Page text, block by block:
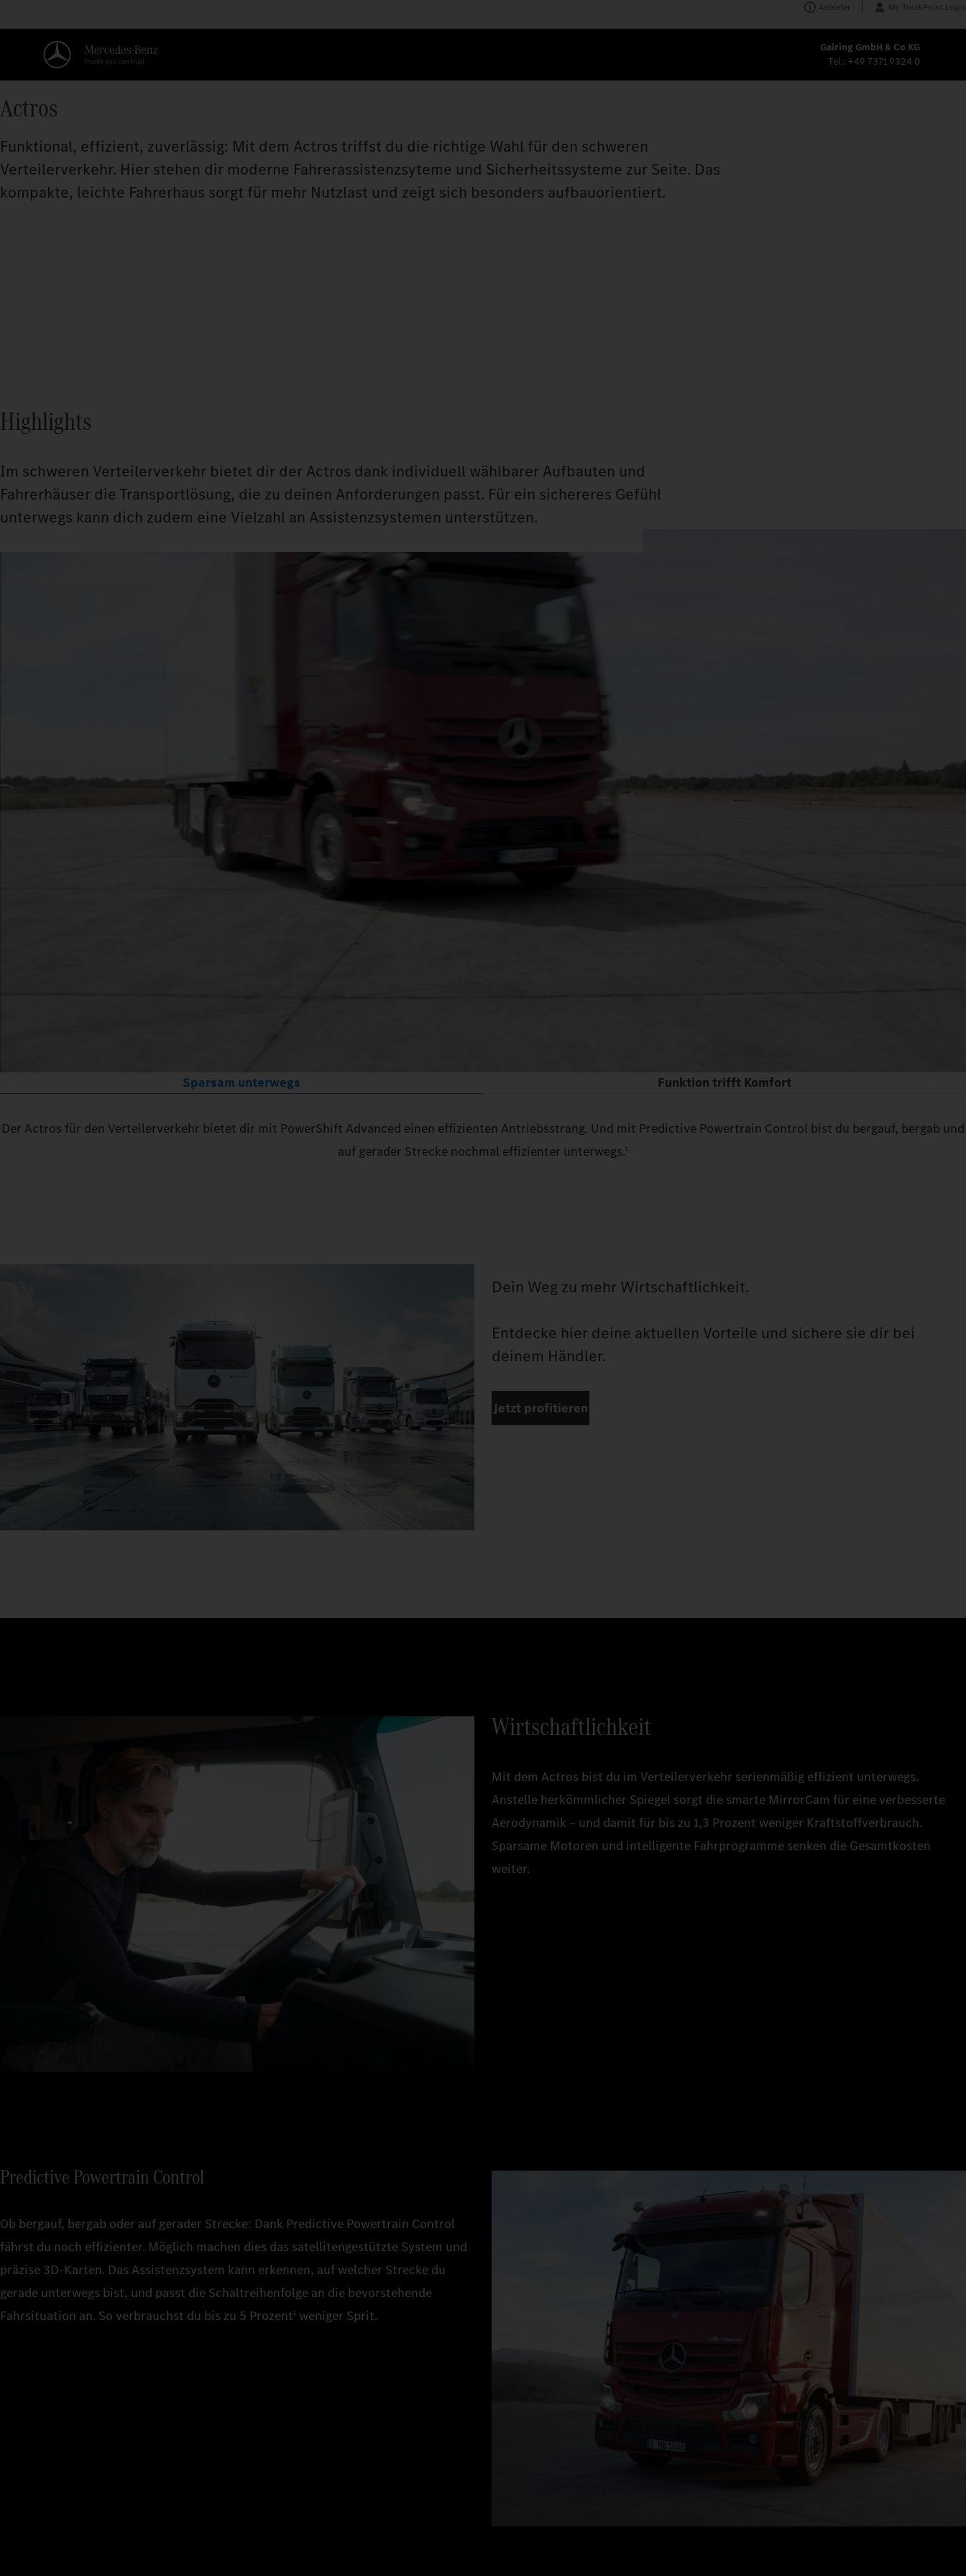
Anbieter My TruckPoint Login
Gairing GmbH & Co KG
Tel.: +49 7371 9324 0
Actros
Funktional, effizient, zuverlässig: Mit dem Actros triffst du die richtige Wahl für den schweren
Verteilerverkehr. Hier stehen dir moderne Fahrerassistenzsyteme und Sicherheitssysteme zur Seite. Das
kompakte, leichte Fahrerhaus sorgt für mehr Nutzlast und zeigt sich besonders aufbauorientiert.
Highlights
Im schweren Verteilerverkehr bietet dir der Actros dank individuell wählbarer Aufbauten und
Fahrerhäuser die Transportlösung, die zu deinen Anforderungen passt. Für ein sichereres Gefühl
unterwegs kann dich zudem eine Vielzahl an Assistenzsystemen unterstützen.
Sparsam unterwegs Funktion trifft Komfort
Der Actros für den Verteilerverkehr bietet dir mit PowerShift Advanced einen effizienten Antriebsstrang. Und mit Predictive Powertrain Control bist du bergauf, bergab und
auf gerader Strecke nochmal effizienter unterwegs.1
Dein Weg zu mehr Wirtschaftlichkeit.
Entdecke hier deine aktuellen Vorteile und sichere sie dir bei
deinem Händler.
Jetzt profitieren
Wirtschaftlichkeit
Mit dem Actros bist du im Verteilerverkehr serienmäßig effizient unterwegs.
Anstelle herkömmlicher Spiegel sorgt die smarte MirrorCam für eine verbesserte
Aerodynamik – und damit für bis zu 1,3 Prozent weniger Kraftstoffverbrauch.
Sparsame Motoren und intelligente Fahrprogramme senken die Gesamtkosten
weiter.
Predictive Powertrain Control
Ob bergauf, bergab oder auf gerader Strecke: Dank Predictive Powertrain Control
fährst du noch effizienter. Möglich machen dies das satellitengestützte System und
präzise 3D‑Karten. Das Assistenzsystem kann erkennen, auf welcher Strecke du
gerade unterwegs bist, und passt die Schaltreihenfolge an die bevorstehende
Fahrsituation an. So verbrauchst du bis zu 5 Prozent1 weniger Sprit.